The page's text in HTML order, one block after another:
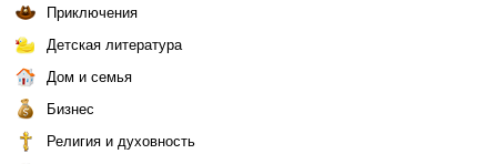
Приключения
Детская литература
Дом и семья
Бизнес
Религия и духовность